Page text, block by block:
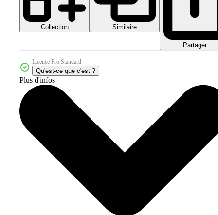
Collection Similaire
Partager
Licence Pro Standard
Qu'est-ce que c'est ?
Plus d'infos